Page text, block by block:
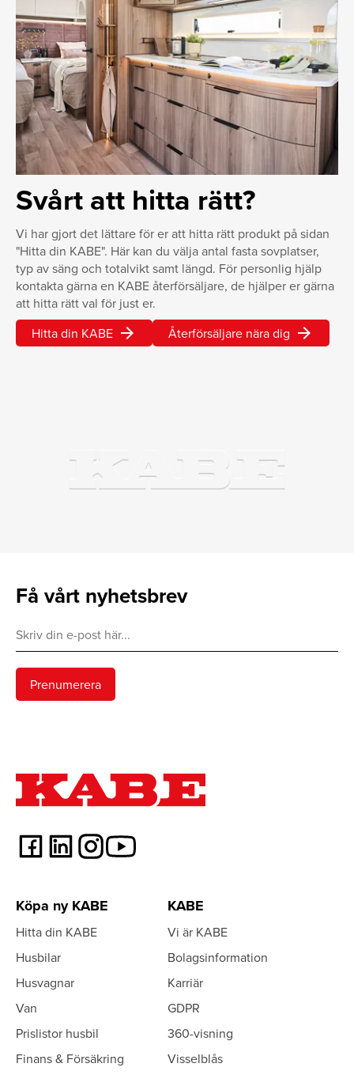
Svårt att hitta rätt?
Vi har gjort det lättare för er att hitta rätt produkt på sidan
"Hitta din KABE". Här kan du välja antal fasta sovplatser,
typ av säng och totalvikt samt längd. För personlig hjälp
kontakta gärna en KABE återförsäljare, de hjälper er gärna
att hitta rätt val för just er.
Hitta din KABE arrow_forward Återförsäljare nära dig arrow_forward
Få vårt nyhetsbrev
Köpa ny KABE
Hitta din KABE
Husbilar
Husvagnar
Van
Prislistor husbil
Finans & Försäkring
KABE
Vi är KABE
Bolagsinformation
Karriär
GDPR
360-visning
Visselblås